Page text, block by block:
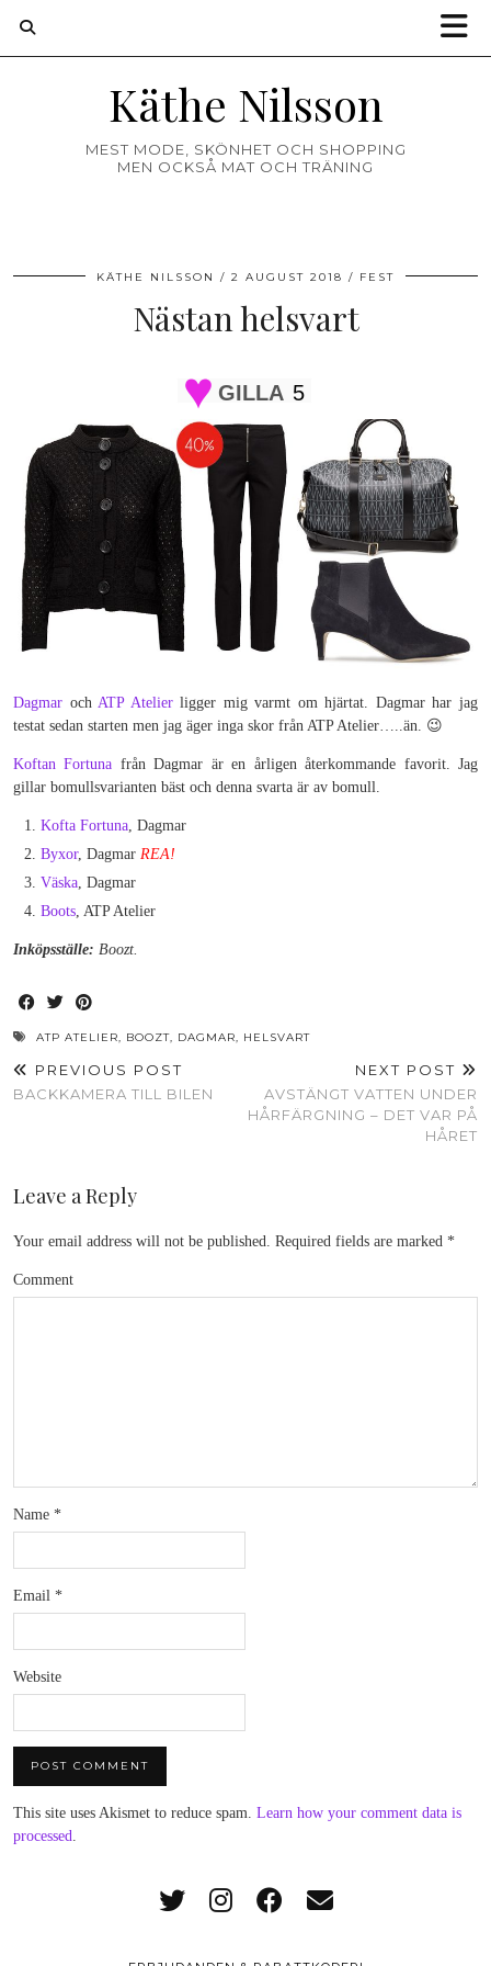
Käthe Nilsson
MEST MODE, SKÖNHET OCH SHOPPING
MEN OCKSÅ MAT OCH TRÄNING
KÄTHE NILSSON 2 AUGUST 2018 FEST
Nästan helsvart
GILLA 5
Dagmar och ATP Atelierligger mig varmt om hjärtat. Dagmar har jag
testat sedan starten men jag äger inga skor från ATP Atelier…..än. 😉
Koftan Fortuna från Dagmar är en årligen återkommande favorit. Jag
gillar bomullsvarianten bäst och denna svarta är av bomull.
Kofta Fortuna , Dagmar
Byxor, Dagmar REA!
Väska , Dagmar
Boots , ATP Atelier
Inköpsställe: Boozt.
ATP ATELIER, BOOZT, DAGMAR, HELSVART
PREVIOUS POST
BACKKAMERA TILL BILEN
NEXT POST
AVSTÄNGT VATTEN UNDER
HÅRFÄRGNING – DET VAR PÅ
HÅRET
Leave a Reply
Your email address will not be published. Required fields are marked *
Comment
Name *
Email *
Website
This site uses Akismet to reduce spam. Learn how your comment data is
processed